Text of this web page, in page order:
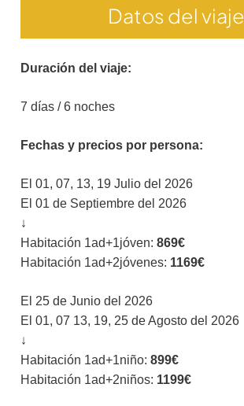
Datos del viaje
Duración del viaje:
7 días / 6 noches
Fechas y precios por persona:
El 01, 07, 13, 19 Julio del 2026
El 01 de Septiembre del 2026
↓
Habitación 1ad+1jóven: 869€
Habitación 1ad+2jóvenes: 1169€
El 25 de Junio del 2026
El 01, 07 13, 19, 25 de Agosto del 2026
↓
Habitación 1ad+1niño: 899€
Habitación 1ad+2niños: 1199€